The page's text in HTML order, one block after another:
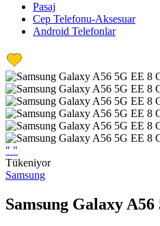
Pasaj
Cep Telefonu-Aksesuar
Android Telefonlar
" "
Tükeniyor
Samsung
Samsung Galaxy